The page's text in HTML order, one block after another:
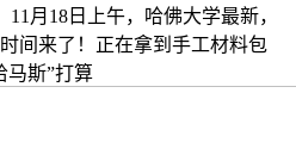
月18日上午，哈佛大学最新，
间来了！正在拿到手工材料包
马斯”打算